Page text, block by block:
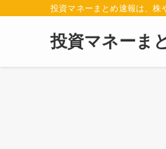
投資マネーまとめ速報は、株
投資マネーま